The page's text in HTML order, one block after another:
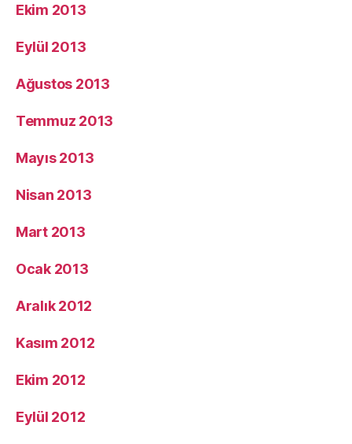
Ekim 2013
Eylül 2013
Ağustos 2013
Temmuz 2013
Mayıs 2013
Nisan 2013
Mart 2013
Ocak 2013
Aralık 2012
Kasım 2012
Ekim 2012
Eylül 2012